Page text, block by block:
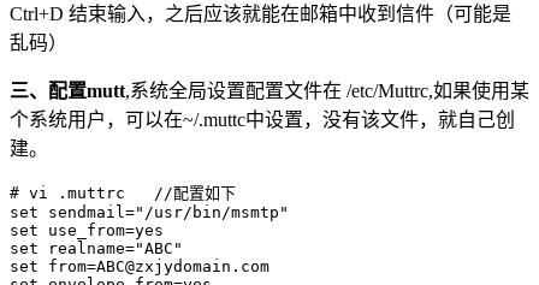
Ctrl+D 结束输入，之后应该就能在邮箱中收到信件（可能是
乱码）
三、配置mutt,系统全局设置配置文件在 /etc/Muttrc,如果使用某
个系统用户，可以在~/.muttc中设置，没有该文件，就自己创
建。
# vi .muttrc   //配置如下
set sendmail="/usr/bin/msmtp"
set use_from=yes
set realname="ABC"
set from=ABC@zxjydomain.com